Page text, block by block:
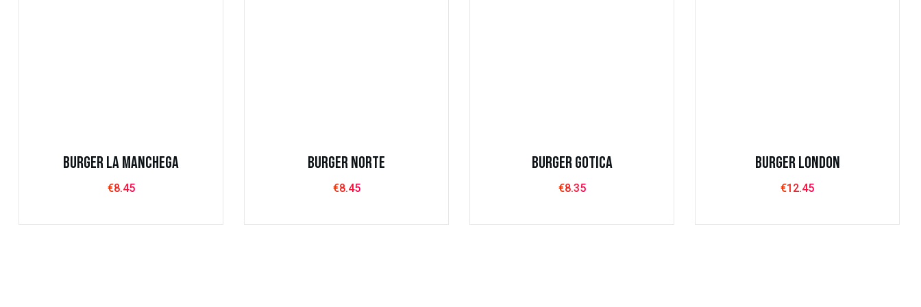
Burger La Manchega
€8.45
Burger Norte
€8.45
Burger Gotica
€8.35
Burger London
€12.45